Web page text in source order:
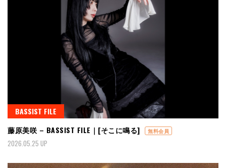
BASSIST FILE
藤原美咲 – BASSIST FILE｜[そこに鳴る]
無料会員
2026.05.25 UP